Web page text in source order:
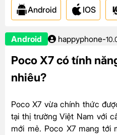
Android IOS
Android happyphone-
Poco X7 có tính
nhiêu?
Poco X7 vừa chính thức
tại thị trường Việt Nam với
mới mẻ. Poco X7 mang tới